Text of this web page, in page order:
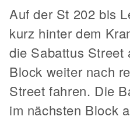
Auf der St 202 bis
kurz hinter dem
die Sabattus Street
Block weiter nach
Street fahren. Die
im nächsten Block